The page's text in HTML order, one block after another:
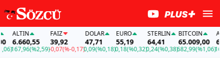
ALTIN
6.660,55
167,96(%2,59)
FAİZ
39,92
-0,07(%-0,17)
DOLAR
47,71
0,09(%0,18)
EURO
55,19
0,18(%0,32)
STERLIN
64,41
0,24(%0,38)
BITCOIN
65.009,00
682,99(%1,06)